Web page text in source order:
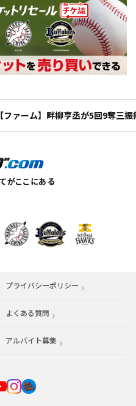
【ファーム】畔柳亨丞が5回9奪三
プライバシーポリシー
よくある質問
アルバイト募集 （別ウィンドウで開く